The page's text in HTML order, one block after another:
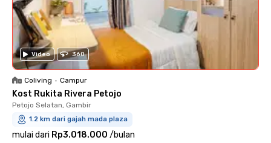
Video 360
Coliving • Campur
Kost Rukita Rivera Petojo
Petojo Selatan, Gambir
1.2 km dari gajah mada plaza
mulai dari Rp3.018.000 /bulan